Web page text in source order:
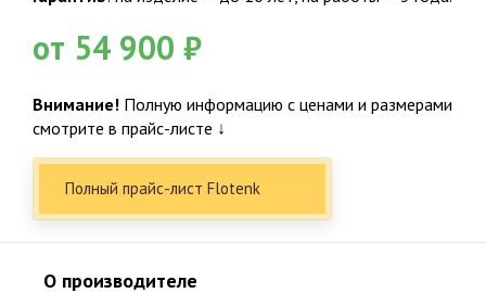
персональных данных в соответствии с Положением о
персональных данных.
Факты о Био-Эксперт
от 54 900 ₽
Внимание! Полную информацию с ценами и размерами
смотрите в прайс-листе ↓
Полный прайс-лист Flotenk
О производителе